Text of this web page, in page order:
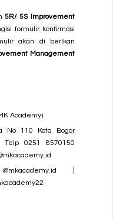
5R/ 5S Improvement
formulir konfirmasi
akan di berikan
Management
Academy)
No 110 Kota Bogor
Telp 0251 8570150
@mkacademy.id